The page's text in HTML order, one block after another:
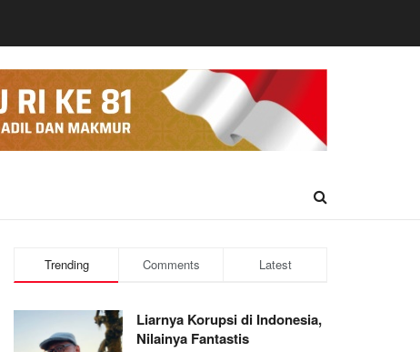
Trending Comments Latest
Liarnya Korupsi di Indonesia,
Nilainya Fantastis